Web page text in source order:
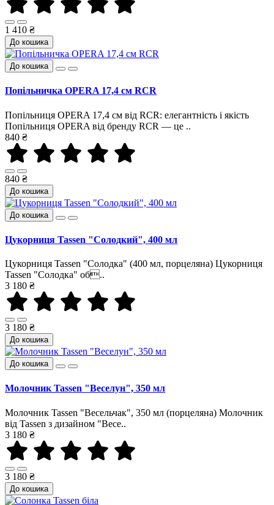
1 410 ₴
До кошика
До кошика
Попільничка OPERA 17,4 см RCR
Попільниця OPERA 17,4 см від RCR: елегантність і якість
Попільниця OPERA від бренду RCR — це ..
840 ₴
840 ₴
До кошика
До кошика
Цукорниця Tassen "Солодкий", 400 мл
Цукорниця Tassen "Солодка" (400 мл, порцеляна) Цукорниця
Tassen "Солодка" об..
3 180 ₴
3 180 ₴
До кошика
До кошика
Молочник Tassen "Веселун", 350 мл
Молочник Tassen "Весельчак", 350 мл (порцеляна) Молочник
від Tassen з дизайном "Весе..
3 180 ₴
3 180 ₴
До кошика